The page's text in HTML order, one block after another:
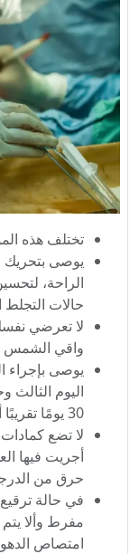
تختلف هذه
يوصى بتحريك
الراحة،
حالات التجلط
لا تعرضي
واقي الشمس
يوصى بإجراء
اليوم الثالث
30 يومًا تقريبًا أو وفقًا للتقييم الطبي.
لا تضع
أجريت فيها
حرق من
في حالة
مفرط وألا
امتصاص